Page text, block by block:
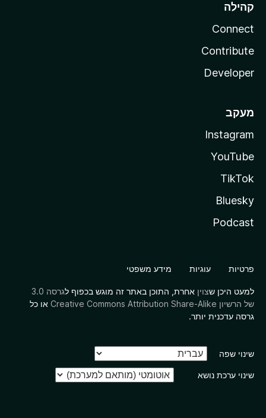
קהילה
Connect
Contribute
Developer
מעקב
Instagram
YouTube
TikTok
Bluesky
Podcast
פרטיות עוגיות מידע משפטי
למעט היכן שצוין אחרת, התוכן באתר זה מוגש בכפוף ל
גרסה 3.0
של הרשיון Creative Commons Attribution Share-Alike
או כל
גרסה עדכנית יותר.
שינוי שפה
שינוי ערכת נושא